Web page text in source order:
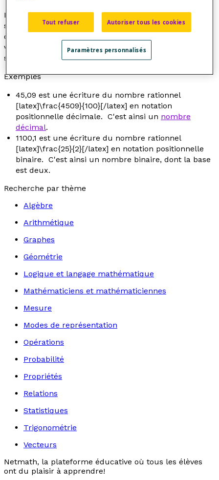
Dans lesystème de numération décimal, la base du
système est dix, de telle sorte que le multiplicateur
d'une position à l'autre est 10, lorsqu'on se déplace
vers la gauche ou [latex]\dfrac{1}{10}[/latex] lorsqu'on
se déplace vers la droite.
Exemples
45,09 est une écriture du nombre rationnel
[latex]\frac{4509}{100}[/latex] en notation
positionnelle décimale. C'est ainsi un nombre
décimal.
1100,1 est une écriture du nombre rationnel
[latex]\frac{25}{2}[/latex] en notation positionnelle
binaire. C'est ainsi un nombre binaire, dont la base
est deux.
Recherche par thème
Algèbre
Arithmétique
Graphes
Géométrie
Logique et langage mathématique
Mathématiciens et mathématiciennes
Mesure
Modes de représentation
Opérations
Probabilité
Propriétés
Relations
Statistiques
Trigonométrie
Vecteurs
Netmath, la plateforme éducative où tous les élèves
ont du plaisir à apprendre!
Tout refuser Autoriser tous les cookies
Paramètres personnalisés